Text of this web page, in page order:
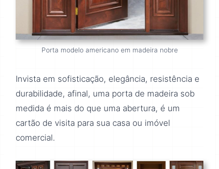
Porta modelo americano em madeira nobre
Invista em sofisticação, elegância, resistência e
durabilidade, afinal, uma porta de madeira sob
medida é mais do que uma abertura, é um
cartão de visita para sua casa ou imóvel
comercial.